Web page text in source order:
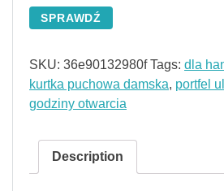
SPRAWDŹ
SKU: 36e90132980f Tags: dla
kurtka puchowa damska, portfel
godziny otwarcia
Description